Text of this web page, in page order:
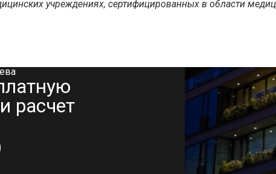
учреждениях, сертифицированных в области
расчет